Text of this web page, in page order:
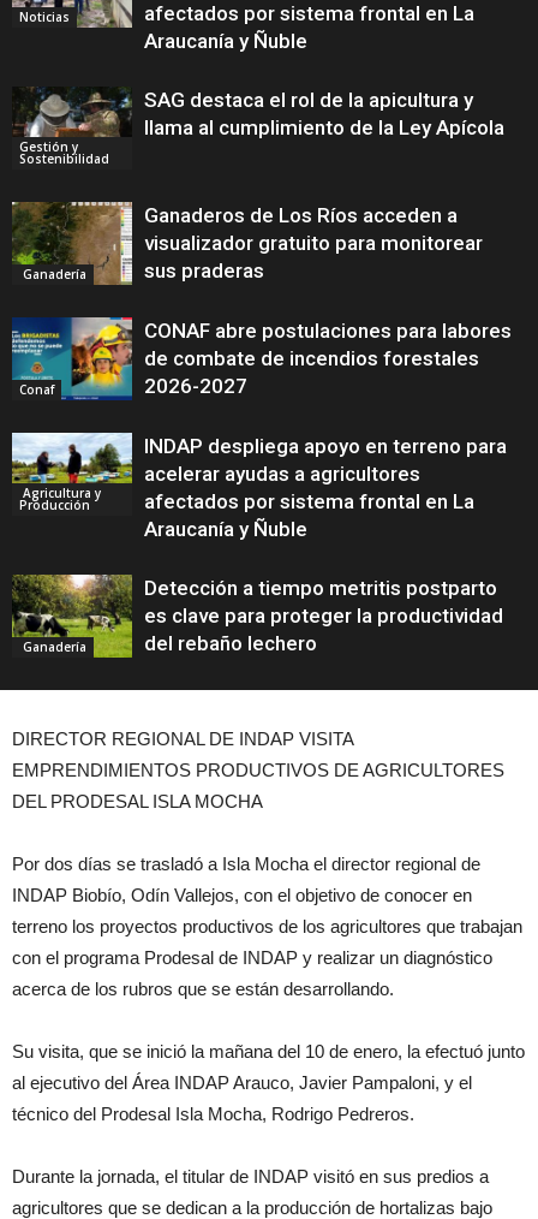
Noticias
afectados por sistema frontal en La
Araucanía y Ñuble
Gestión y
Sostenibilidad
SAG destaca el rol de la apicultura y
llama al cumplimiento de la Ley Apícola
Ganadería
Ganaderos de Los Ríos acceden a
visualizador gratuito para monitorear
sus praderas
Conaf
CONAF abre postulaciones para labores
de combate de incendios forestales
2026-2027
Agricultura y
Producción
INDAP despliega apoyo en terreno para
acelerar ayudas a agricultores
afectados por sistema frontal en La
Araucanía y Ñuble
Ganadería
Detección a tiempo metritis postparto
es clave para proteger la productividad
del rebaño lechero
DIRECTOR REGIONAL DE INDAP VISITA
EMPRENDIMIENTOS PRODUCTIVOS DE AGRICULTORES
DEL PRODESAL ISLA MOCHA
Por dos días se trasladó a Isla Mocha el director regional de
INDAP Biobío, Odín Vallejos, con el objetivo de conocer en
terreno los proyectos productivos de los agricultores que trabajan
con el programa Prodesal de INDAP y realizar un diagnóstico
acerca de los rubros que se están desarrollando.
Su visita, que se inició la mañana del 10 de enero, la efectuó junto
al ejecutivo del Área INDAP Arauco, Javier Pampaloni, y el
técnico del Prodesal Isla Mocha, Rodrigo Pedreros.
Durante la jornada, el titular de INDAP visitó en sus predios a
agricultores que se dedican a la producción de hortalizas bajo